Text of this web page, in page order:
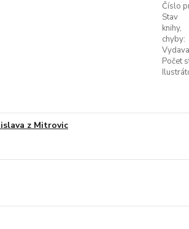
Číslo
Stav
knihy,
chyby:
Počet
z Mitrovic